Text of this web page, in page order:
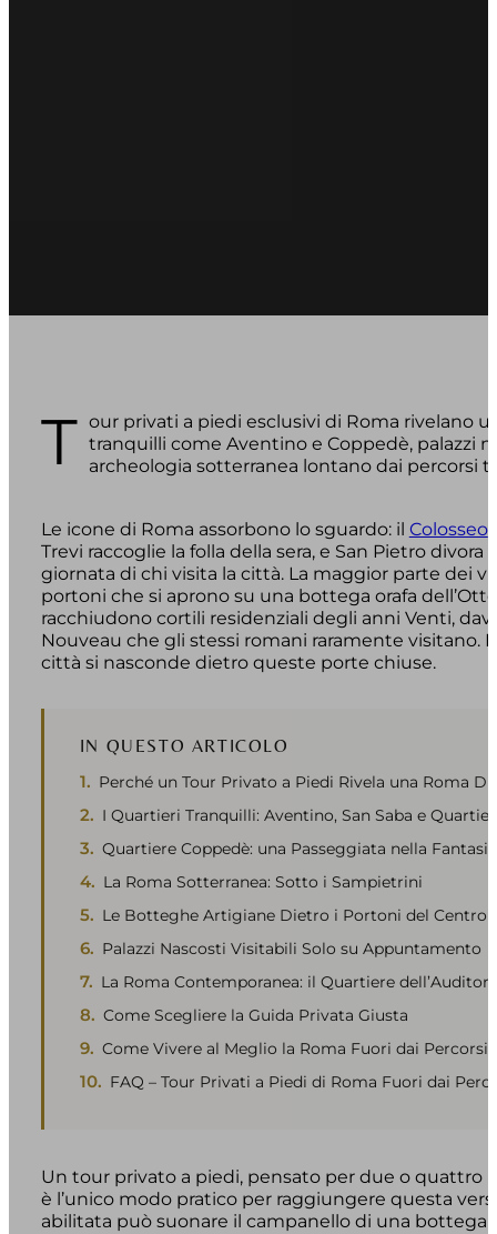
T our privati a piedi esclusivi di Roma rivelano
tranquilli come Aventino e Coppedè, palazzi
archeologia sotterranea lontano dai percorsi
Le icone di Roma assorbono lo sguardo: il Colosseo
Trevi raccoglie la folla della sera, e San Pietro
giornata di chi visita la città. La maggior parte dei
portoni che si aprono su una bottega orafa
racchiudono cortili residenziali degli anni Venti,
Nouveau che gli stessi romani raramente visitano.
città si nasconde dietro queste porte chiuse.
IN QUESTO ARTICOLO
Perché un Tour Privato a Piedi Rivela una Roma
I Quartieri Tranquilli: Aventino, San Saba e
Quartiere Coppedè: una Passeggiata nella
La Roma Sotterranea: Sotto i Sampietrini
Le Botteghe Artigiane Dietro i Portoni del Centro
Palazzi Nascosti Visitabili Solo su Appuntamento
La Roma Contemporanea: il Quartiere
Come Scegliere la Guida Privata Giusta
Come Vivere al Meglio la Roma Fuori dai Percorsi
FAQ – Tour Privati a Piedi di Roma Fuori dai
Un tour privato a piedi, pensato per due o quattro
è l’unico modo pratico per raggiungere questa
abilitata può suonare il campanello di una bottega